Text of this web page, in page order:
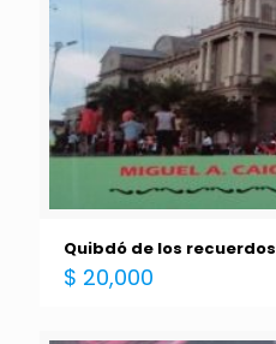
Quibdó de los recuerdos
$ 20,000